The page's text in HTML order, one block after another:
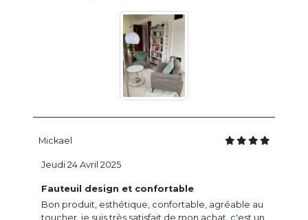
Mickael
Fauteuil design et confortable
Bon produit, esthétique, confortable, agréable au
toucher, je suis très satisfait de mon achat, c'est un
Jeudi 24 Avril 2025